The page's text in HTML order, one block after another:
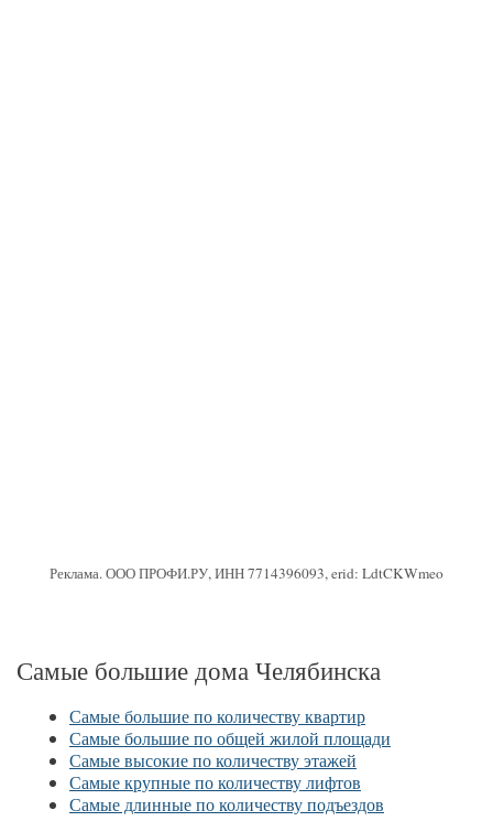
Реклама. ООО ПРОФИ.РУ, ИНН 7714396093, erid: LdtCKWmeo
Самые большие дома Челябинска
Самые большие по количеству квартир
Самые большие по общей жилой площади
Самые высокие по количеству этажей
Самые крупные по количеству лифтов
Самые длинные по количеству подъездов